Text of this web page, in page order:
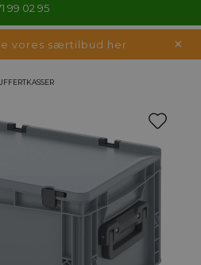
99 02 95
vores særtilbud her